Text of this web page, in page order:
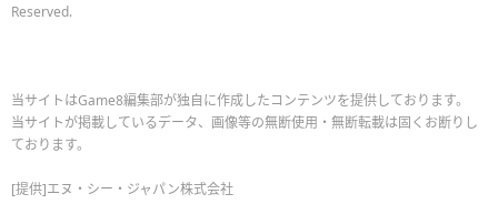
Reserved.
当サイトはGame8編集部が独自に作成したコンテンツを提供しております。
当サイトが掲載しているデータ、画像等の無断使用・無断転載は固くお断りし
ております。
[提供]エヌ・シー・ジャパン株式会社